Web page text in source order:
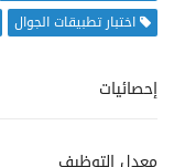
اختبار تطبيقات الجوال
إحصائيات